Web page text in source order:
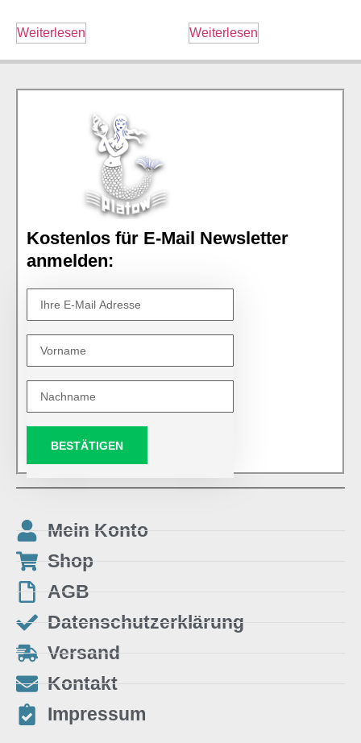
Weiterlesen Weiterlesen
Kostenlos für E-Mail Newsletter
anmelden:
BESTÄTIGEN
Mein Konto
Shop
AGB
Datenschutzerklärung
Versand
Kontakt
Impressum